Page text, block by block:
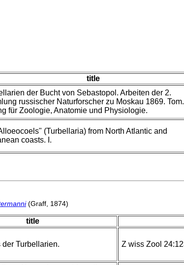
title
der Bucht von Sebastopol. Arbeiten der 2.
russischer Naturforscher zu Moskau 1869.
für Zoologie, Anatomie und Physiologie.
(Turbellaria) from North Atlantic and
coasts. I.
(Graff, 1874)
title
Turbellarien. Z wiss Zool